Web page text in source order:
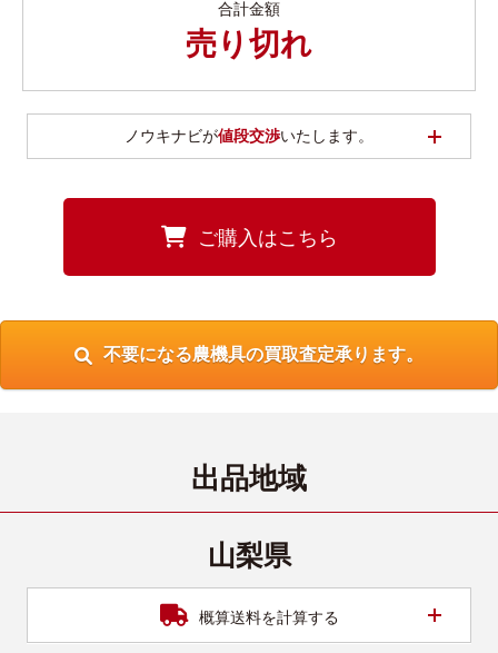
合計金額
売り切れ
ノウキナビが値段交渉いたします。
ご購入はこちら
不要になる農機具の買取査定承ります。
出品地域
山梨県
概算送料を計算する